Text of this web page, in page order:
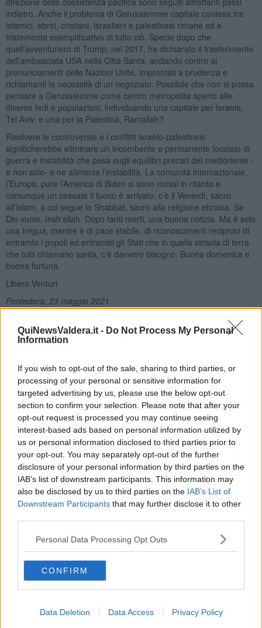
QuiNewsValdera.it - Do Not Process My Personal
Information
If you wish to opt-out of the sale, sharing to third parties, or
processing of your personal or sensitive information for
targeted advertising by us, please use the below opt-out
section to confirm your selection. Please note that after your
opt-out request is processed you may continue seeing
interest-based ads based on personal information utilized by
us or personal information disclosed to third parties prior to
your opt-out. You may separately opt-out of the further
disclosure of your personal information by third parties on the
IAB’s list of downstream participants. This information may
also be disclosed by us to third parties on the IAB’s List of
Downstream Participants that may further disclose it to other
Personal Data Processing Opt Outs
CONFIRM
Data Deletion Data Access Privacy Policy
indietro. Anche il problema di Gerusalemme capitale contesa tra
islamici, ebrei, cristiani, israeliani e palestinesi rimane ed è
tristemente esemplificativo di tutto ciò. Specie dopo che
quell’avventuriero di Trump, nel 2017, ha dichiarato il trasferimento
dell’ambasciata USA nella Città Santa, andando contro ai
pronunciamenti delle Nazioni Unite, improntati a prudenza e
richiamanti la necessità di un negoziato. Possibile che non si possa
pensare a Gerusalemme come centro metropolita aperto alle
diverse fedi e popolazioni, individuando una capitale per Israele,
Tel Aviv, e una per la Palestina, Ramallah?
Risolvere le controversie e i conflitti israelo-palestinesi
significherebbe eliminare un incombente e permanente focolaio di
guerra e instabilità che pesa sugli equilibri precari del medioriente -
e non solo- e ne alimenta l’instabilità. La comunità internazionale,
l’Europa, pure l’America di Biden si sono mossi in ritardo e
comunque un cessate il fuoco è arrivato: c’è il Venerdì, sacro
all’Islam, a cui segue lo Shabbat, sacro alla religione ebraica. Se
Dio vuole. Insh’allah. Dopo tanti morti, una buona notizia. Ma è solo
una tregua, mentre è di pace stabile, di riconoscimenti reciproci di
entrambi i popoli ed entrambi gli Stati che in quella striscia di terra
che tutti chiamano santa, c’è davvero bisogno. Buona domenica e
buona fortuna.
Libero Venturi
Pontedera, 23 maggio 2021
Se vuoi leggere le notizie principali della Toscana iscriviti alla
Newsletter QUInews - ToscanaMedia.Arriva gratis tutti i giorni
alle 20:00 direttamente nella tua casella di posta.
Basta cliccareQUI
Ti potrebbe interessare anche:
Articoli dal Blog “Pensieri della domenica” di Libero Venturi
​Agorà reloaded
Ultimo
Può darsi
Europei
Acciaio
Il Presidente
​Il Giro